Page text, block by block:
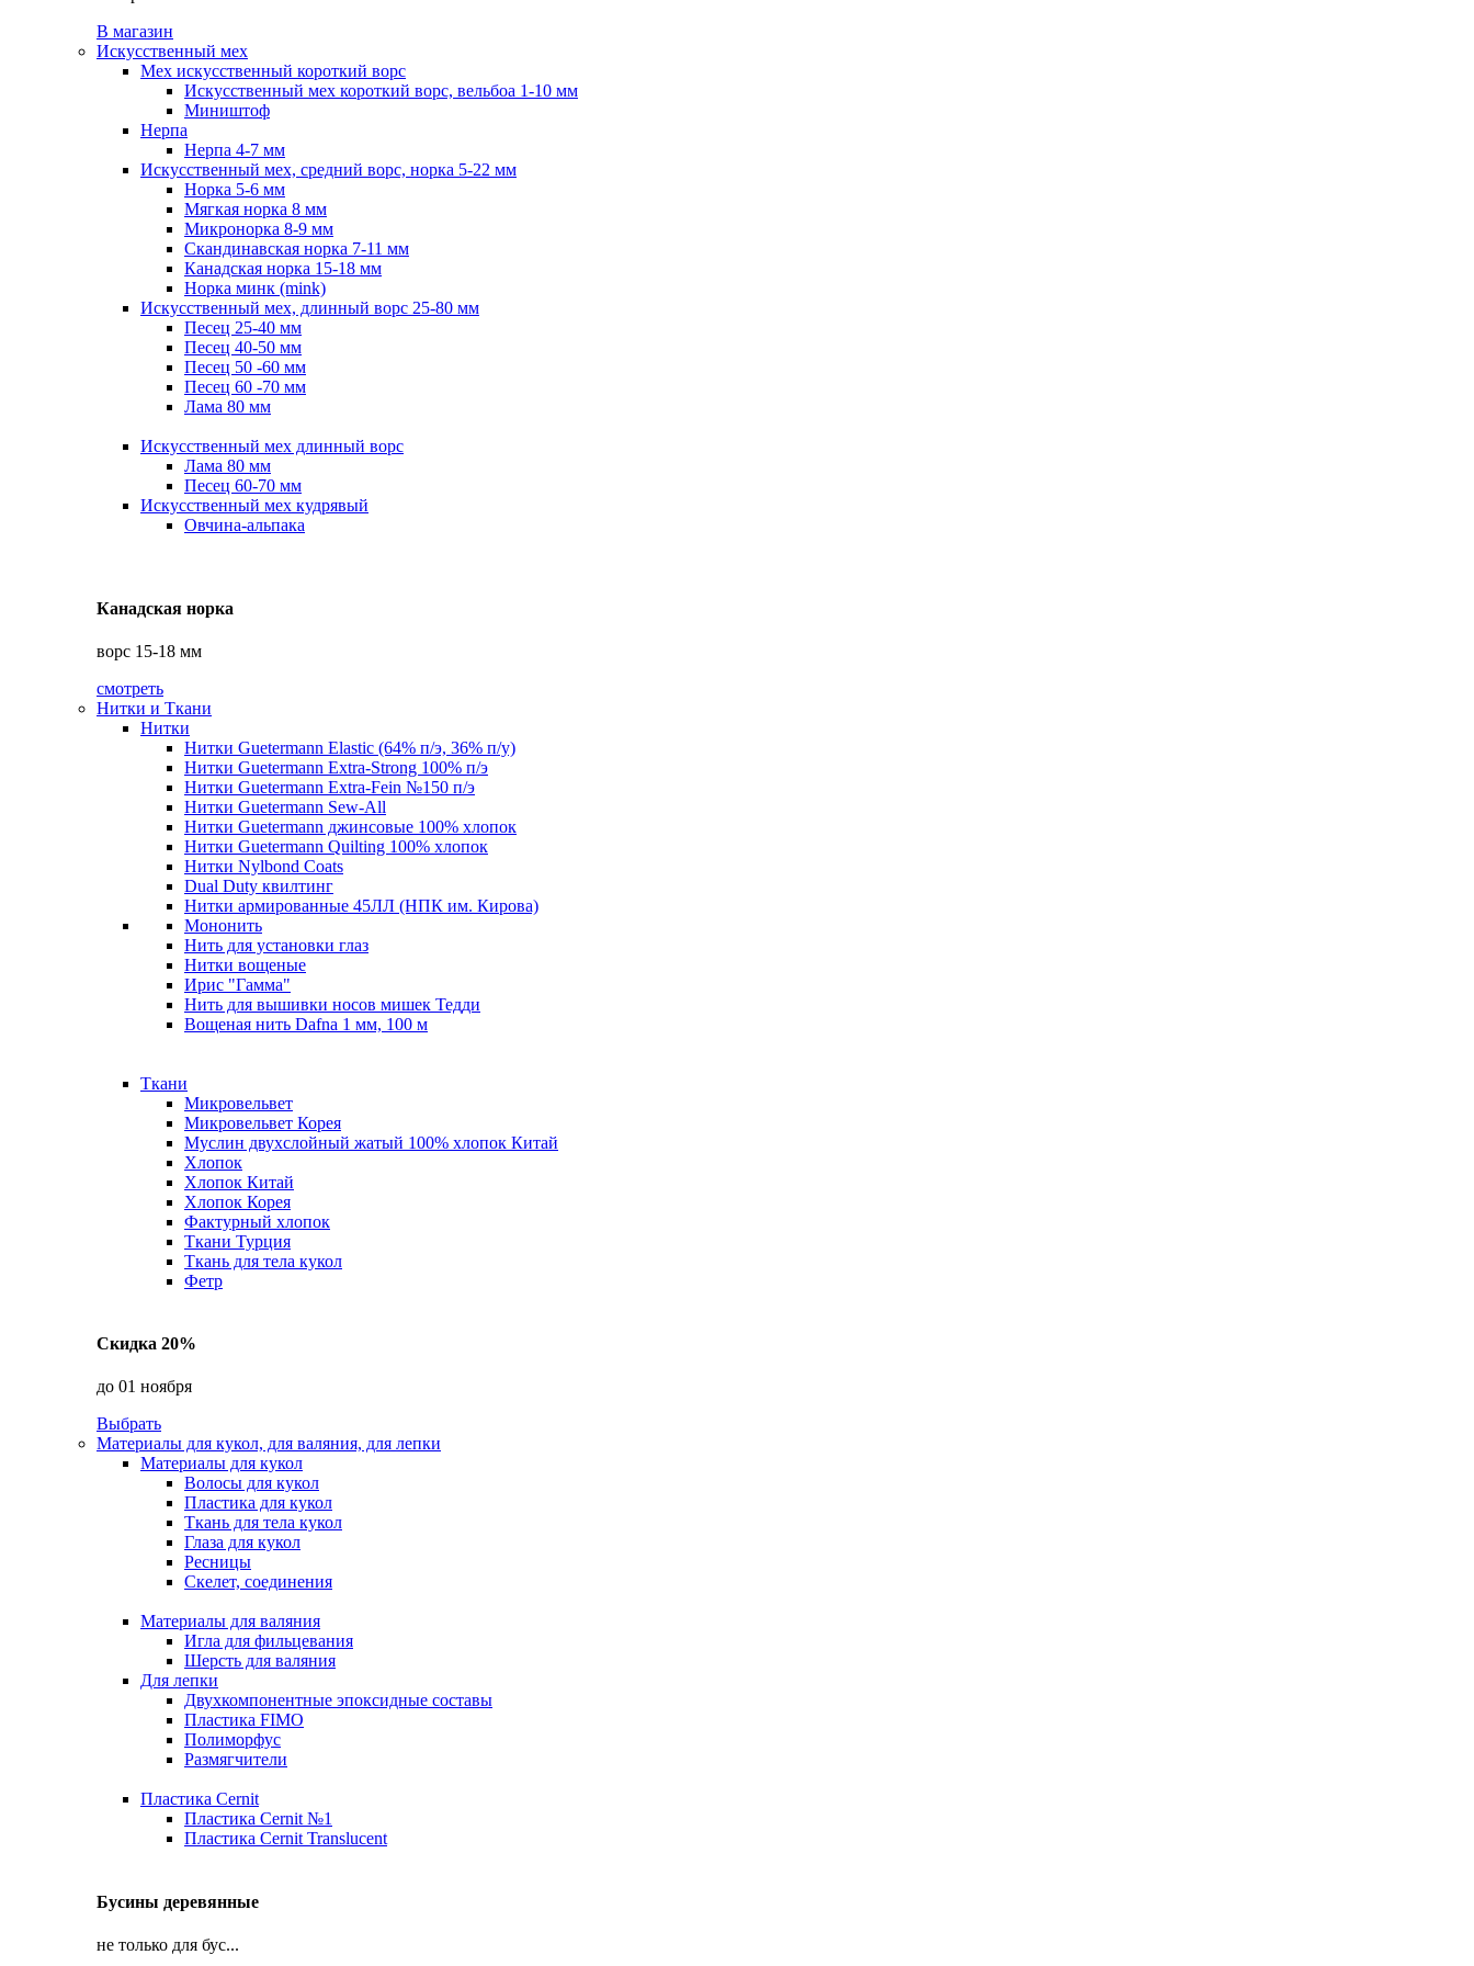
В магазин
Искусственный мех
Мех искусственный короткий ворс
Искусственный мех короткий ворс, вельбоа 1-10 мм
Миништоф
Нерпа
Нерпа 4-7 мм
Искусственный мех, средний ворс, норка 5-22 мм
Норка 5-6 мм
Мягкая норка 8 мм
Микронорка 8-9 мм
Скандинавская норка 7-11 мм
Канадская норка 15-18 мм
Норка минк (mink)
Искусственный мех, длинный ворс 25-80 мм
Песец 25-40 мм
Песец 40-50 мм
Песец 50 -60 мм
Песец 60 -70 мм
Лама 80 мм
Искусственный мех длинный ворс
Лама 80 мм
Песец 60-70 мм
Искусственный мех кудрявый
Овчина-альпака
Канадская норка
ворс 15-18 мм
смотреть
Нитки и Ткани
Нитки
Нитки Guetermann Elastic (64% п/э, 36% п/у)
Нитки Guetermann Extra-Strong 100% п/э
Нитки Guetermann Extra-Fein №150 п/э
Нитки Guetermann Sew-All
Нитки Guetermann джинсовые 100% хлопок
Нитки Guetermann Quilting 100% хлопок
Нитки Nylbond Coats
Dual Duty квилтинг
Нитки армированные 45ЛЛ (НПК им. Кирова)
Мононить
Нить для установки глаз
Нитки вощеные
Ирис "Гамма"
Нить для вышивки носов мишек Тедди
Вощеная нить Dafna 1 мм, 100 м
Ткани
Микровельвет
Микровельвет Корея
Муслин двухслойный жатый 100% хлопок Китай
Хлопок
Хлопок Китай
Хлопок Корея
Фактурный хлопок
Ткани Турция
Ткань для тела кукол
Фетр
Скидка 20%
до 01 ноября
Выбрать
Материалы для кукол, для валяния, для лепки
Материалы для кукол
Волосы для кукол
Пластика для кукол
Ткань для тела кукол
Глаза для кукол
Ресницы
Скелет, соединения
Материалы для валяния
Игла для фильцевания
Шерсть для валяния
Для лепки
Двухкомпонентные эпоксидные составы
Пластика FIMO
Полиморфус
Размягчители
Пластика Cernit
Пластика Cernit №1
Пластика Cernit Translucent
Бусины деревянные
не только для бус...